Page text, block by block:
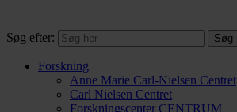
Søg efter:
Forskning
Anne Marie Carl-Nielsen Centret
Carl Nielsen Centret
Forsknings­center CENTRUM